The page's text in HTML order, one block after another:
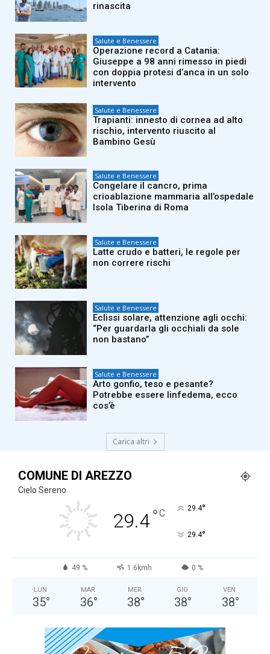
rinascita
Salute e Benessere
Operazione record a Catania:
Giuseppe a 98 anni rimesso in piedi
con doppia protesi d’anca in un solo
intervento
Salute e Benessere
Trapianti: innesto di cornea ad alto
rischio, intervento riuscito al
Bambino Gesù
Salute e Benessere
Congelare il cancro, prima
crioablazione mammaria all’ospedale
Isola Tiberina di Roma
Salute e Benessere
Latte crudo e batteri, le regole per
non correre rischi
Salute e Benessere
Eclissi solare, attenzione agli occhi:
“Per guardarla gli occhiali da sole
non bastano”
Salute e Benessere
Arto gonfio, teso e pesante?
Potrebbe essere linfedema, ecco
cos’è
Carica altri
COMUNE DI AREZZO
Cielo Sereno
29.4°C 29.4°
29.4°
49 % 1.6kmh 0 %
LUN
35°
MAR
36°
MER
38°
GIO
38°
VEN
38°